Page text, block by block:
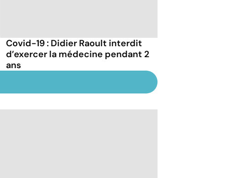
Covid-19 : Didier Raoult interdit
d’exercer la médecine pendant 2
ans